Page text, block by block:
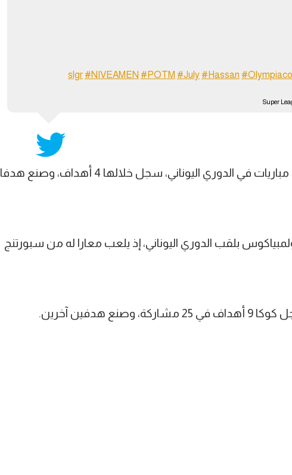
#NIVEAMEN #POTM #July #Hassan
وخاض كوكا خلال شهر يوليو، 5 مباريات في الدوري اليوناني، سجل خلالها 4 أهداف، وصنع هدفا
بلقب الدوري اليوناني، إذ يلعب معارا له من سبورتنج
هدفين آخرين.